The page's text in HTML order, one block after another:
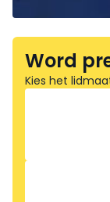
Word
Kies het